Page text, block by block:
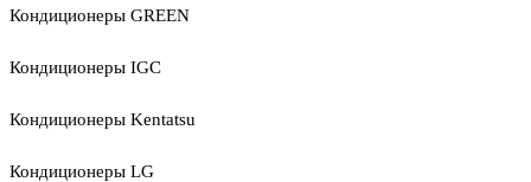
Кондиционеры GREEN
Кондиционеры IGC
Кондиционеры Kentatsu
Кондиционеры LG